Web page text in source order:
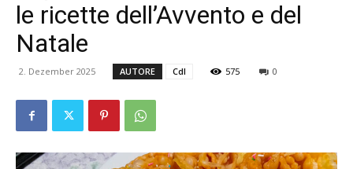
le ricette dell’Avvento e del
Natale
2. Dezember 2025 AUTORE CdI 575 0